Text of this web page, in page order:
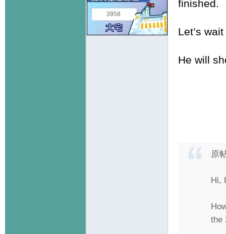
3958
finished.
Let’s
He will
原
Hi,
the